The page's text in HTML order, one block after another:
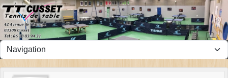
Panneau de gestion des cookies